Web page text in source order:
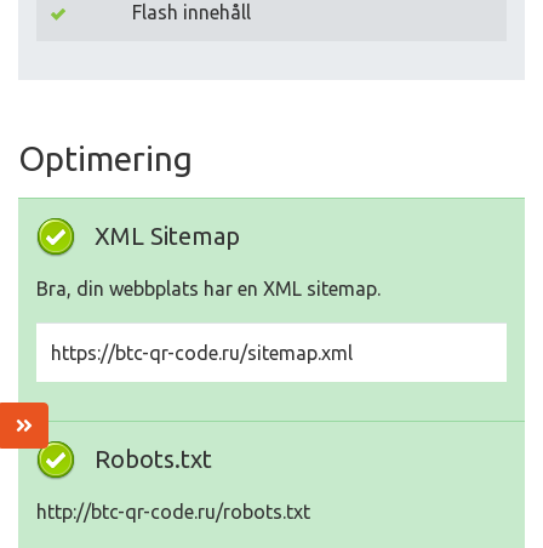
Flash innehåll
Optimering
XML Sitemap
Bra, din webbplats har en XML sitemap.
https://btc-qr-code.ru/sitemap.xml
Robots.txt
http://btc-qr-code.ru/robots.txt